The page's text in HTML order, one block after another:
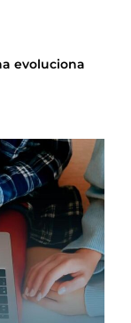
evoluciona